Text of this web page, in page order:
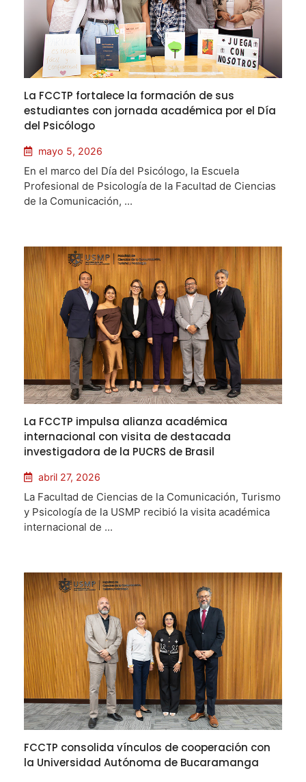
La FCCTP fortalece la formación de sus
estudiantes con jornada académica por el Día
del Psicólogo
mayo 5, 2026
En el marco del Día del Psicólogo, la Escuela
Profesional de Psicología de la Facultad de Ciencias
de la Comunicación, ...
La FCCTP impulsa alianza académica
internacional con visita de destacada
investigadora de la PUCRS de Brasil
abril 27, 2026
La Facultad de Ciencias de la Comunicación, Turismo
y Psicología de la USMP recibió la visita académica
internacional de ...
FCCTP consolida vínculos de cooperación con
la Universidad Autónoma de Bucaramanga